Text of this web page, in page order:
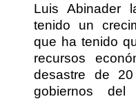
Luis Abinader
tenido un
que ha tenido
recursos
desastre de
gobiernos